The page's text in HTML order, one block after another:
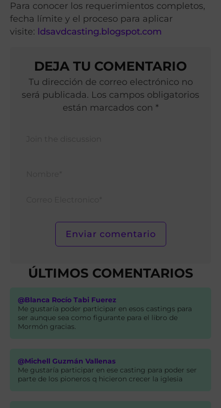
Para conocer los requerimientos completos,
fecha límite y el proceso para aplicar
visite: ldsavdcasting.blogspot.com
DEJA TU COMENTARIO
Tu dirección de correo electrónico no
será publicada. Los campos obligatorios
están marcados con *
ÚLTIMOS COMENTARIOS
@Blanca Rocío Tabi Fuerez
Me gustaría poder participar en esos castings para
ser aunque sea como figurante para el libro de
Mormón gracias.
@Michell Guzmán Vallenas
Me gustaría participar en ese casting para poder ser
parte de los pioneros q hicieron crecer la iglesia